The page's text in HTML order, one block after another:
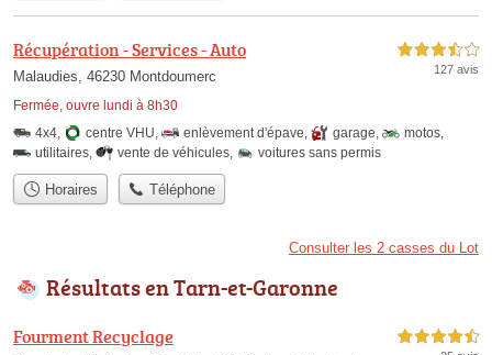
Récupération - Services - Auto
Malaudies, 46230 Montdoumerc
Fermée, ouvre lundi à 8h30
3,5 étoiles sur 5
127 avis
4x4, centre VHU, enlèvement d'épave, garage, motos,
utilitaires, vente de véhicules, voitures sans permis
Horaires Téléphone
Consulter les 2 casses du Lot
Résultats en Tarn-et-Garonne
Fourment Recyclage 4,5 étoiles sur 5